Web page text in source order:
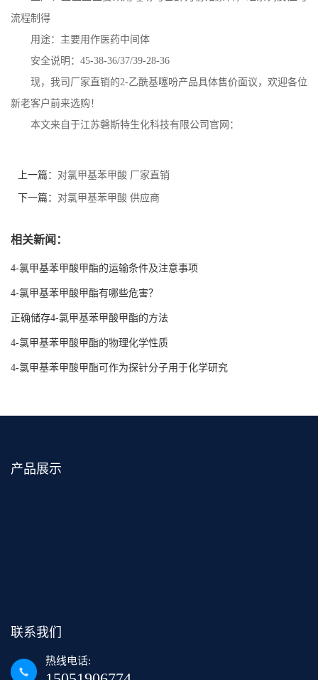
流程制得
用途：主要用作医药中间体
安全说明： 45-38-36/37/39-28-36
现，我司厂家直销的2-乙酰基噻吩产品具体售价面议，欢迎各位
新老客户前来选购！
本文来自于江苏磐斯特生化科技有限公司官网：
上一篇： 对氯甲基苯甲酸 厂家直销
下一篇： 对氯甲基苯甲酸 供应商
相关新闻：
4-氯甲基苯甲酸甲酯的运输条件及注意事项
4-氯甲基苯甲酸甲酯有哪些危害？
正确储存4-氯甲基苯甲酸甲酯的方法
4-氯甲基苯甲酸甲酯的物理化学性质
4-氯甲基苯甲酸甲酯可作为探针分子用于化学研究
产品展示
联系我们
热线电话: